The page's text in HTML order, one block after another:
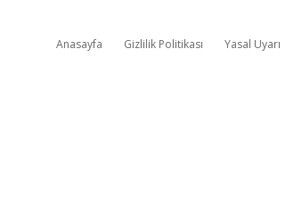
Anasayfa Gizlilik Politikası Yasal Uyarı